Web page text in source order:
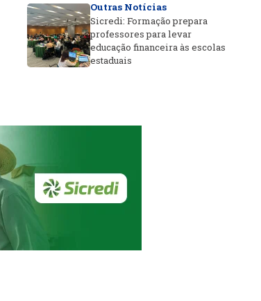
Outras Notícias
Sicredi: Formação prepara
professores para levar
educação financeira às escolas
estaduais